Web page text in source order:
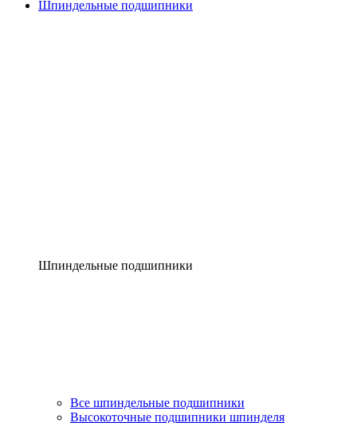
Шпиндельные подшипники
Шпиндельные подшипники
Все шпиндельные подшипники
Высокоточные подшипники шпинделя